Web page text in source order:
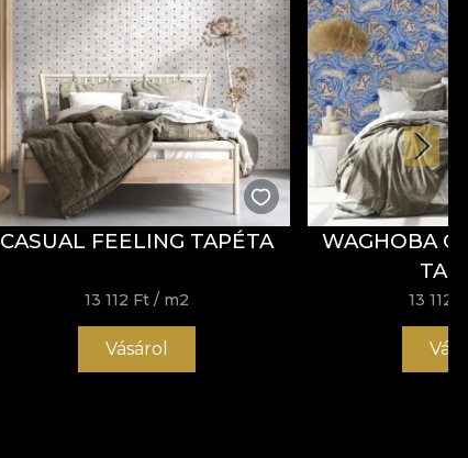
CASUAL FEELING TAPÉTA
13 112 Ft / m2
Vásárol
WAGHOBA
13 112